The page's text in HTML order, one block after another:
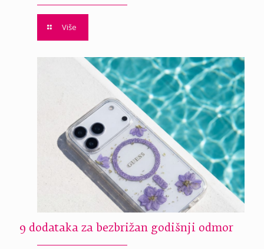
Više
9 dodataka za bezbrižan godišnji odmor